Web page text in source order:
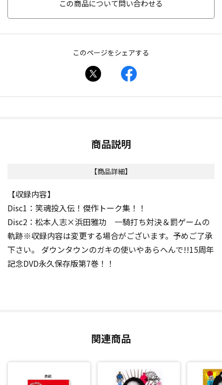
この商品について問い合わせる
このページをシェアする
商品説明
【商品詳細】
【収録内容】
Disc1：笑魂投入伝！傑作トーク集！！
Disc2：松本人志×浜田雅功 一騎打ち対決＆罰ゲームの
軌跡※収録内容は変更する場合がございます。予めご了承
下さい。 ダウンタウンのガキの使いやあらへんで!!15周年
記念DVD永久保存版第7巻！！
関連商品